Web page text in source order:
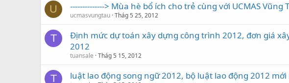
U --------------> Mùa hè bổ ích cho trẻ cùng với UCMAS Vũng
ucmasvungtau Thág 5 25, 2012
T
Định mức dự toán xây dựng công trình 2012, đơn giá
2012
tuansale Thág 5 15, 2012
T luật lao động song ngữ 2012, bộ luật lao động 2012